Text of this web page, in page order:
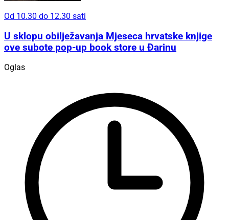
Od 10.30 do 12.30 sati
U sklopu obilježavanja Mjeseca hrvatske knjige
ove subote pop-up book store u Đarinu
Oglas